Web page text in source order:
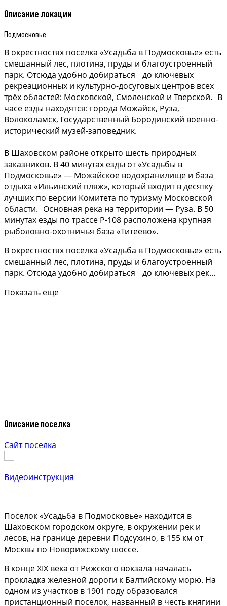
Описание локации
Подмосковье
В окрестностях посёлка «Усадьба в Подмосковье» есть
смешанный лес, плотина, пруды и благоустроенный
парк. Отсюда удобно добираться до ключевых
рекреационных и культурно-досуговых центров всех
трёх областей: Московской, Смоленской и Тверской. В
часе езды находятся: города Можайск, Руза,
Волоколамск, Государственный Бородинский военно-
исторический музей-заповедник.
В Шаховском районе открыто шесть природных
заказников. В 40 минутах езды от «Усадьбы в
Подмосковье» — Можайское водохранилище и база
отдыха «Ильинский пляж», который входит в десятку
лучших по версии Комитета по туризму Московской
области. Основная река на территории — Руза. В 50
минутах езды по трассе Р-108 расположена крупная
рыболовно-охотничья база «Титеево».
В окрестностях посёлка «Усадьба в Подмосковье» есть
смешанный лес, плотина, пруды и благоустроенный
парк. Отсюда удобно добираться до ключевых рек...
Показать еще
Описание поселка
Сайт поселка
Видеоинструкция
Поселок «Усадьба в Подмосковье» находится в
Шаховском городском округе, в окружении рек и
лесов, на границе деревни Подсухино, в 155 км от
Москвы по Новорижскому шоссе.
В конце XIX века от Рижского вокзала началась
прокладка железной дороги к Балтийскому морю. На
одном из участков в 1901 году образовался
пристанционный поселок, названный в честь княгини